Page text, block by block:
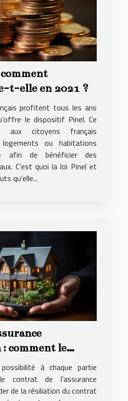
t-elle en 2021 ?
profitent tous les ans
le dispositif Pinel. Ce
aux citoyens français
logements ou habitations
afin de bénéficier des
C’est quoi la loi Pinel et
qu’elle...
comment le
à chaque partie
contrat de l’assurance
de la résiliation du contrat